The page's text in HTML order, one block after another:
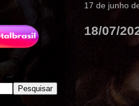
17 de junho
18/07/